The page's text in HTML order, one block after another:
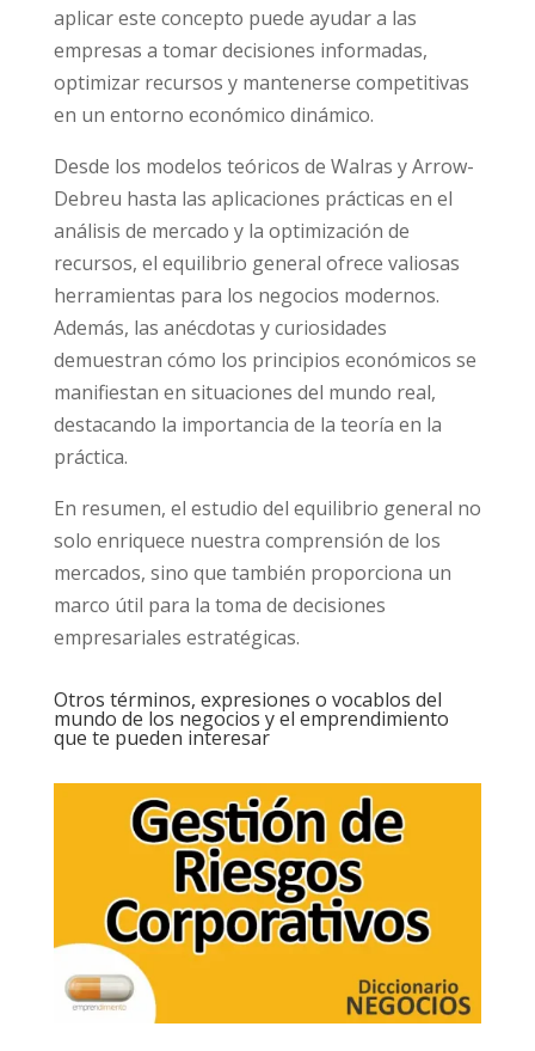
aplicar este concepto puede ayudar a las
empresas a tomar decisiones informadas,
optimizar recursos y mantenerse competitivas
en un entorno económico dinámico.
Desde los modelos teóricos de Walras y Arrow-
Debreu hasta las aplicaciones prácticas en el
análisis de mercado y la optimización de
recursos, el equilibrio general ofrece valiosas
herramientas para los negocios modernos.
Además, las anécdotas y curiosidades
demuestran cómo los principios económicos se
manifiestan en situaciones del mundo real,
destacando la importancia de la teoría en la
práctica.
En resumen, el estudio del equilibrio general no
solo enriquece nuestra comprensión de los
mercados, sino que también proporciona un
marco útil para la toma de decisiones
empresariales estratégicas.
Otros términos, expresiones o vocablos del
mundo de los negocios y el emprendimiento
que te pueden interesar